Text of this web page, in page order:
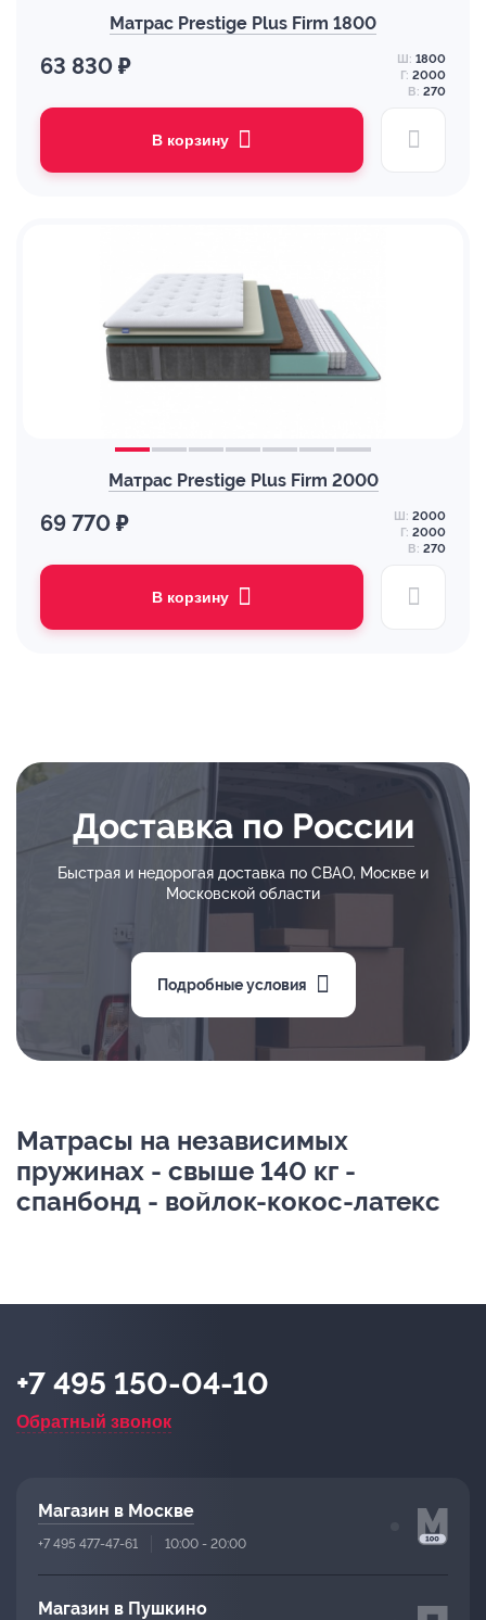
Матрас Prestige Plus Firm 1800
63 830 ₽ Ш: 1800
Г: 2000
В: 270
В корзину
Матрас Prestige Plus Firm 2000
69 770 ₽ Ш: 2000
Г: 2000
В: 270
В корзину
Доставка по России
Быстрая и недорогая доставка по СВАО, Москве и
Московской области
Подробные условия
Матрасы на независимых
пружинах - свыше 140 кг -
спанбонд - войлок-кокос-латекс
+7 495 150-04-10
Обратный звонок
Магазин в Москве
+7 495 477-47-61 10:00 - 20:00
Магазин в Пушкино